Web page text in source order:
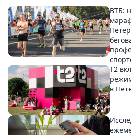
ВТБ:
Т2
в